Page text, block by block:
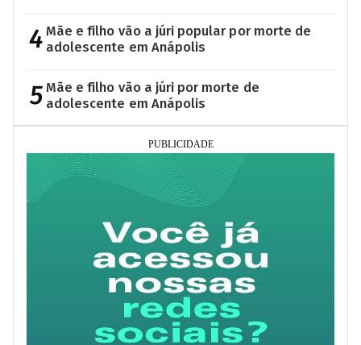
4 Mãe e filho vão a júri popular por morte de
adolescente em Anápolis
5 Mãe e filho vão a júri por morte de
adolescente em Anápolis